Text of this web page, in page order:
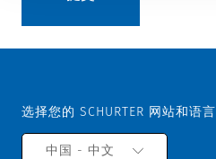
选择您的 SCHURTER 网站和语言
中国 - 中文